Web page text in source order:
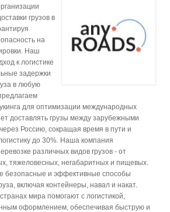
грузов в
на
Наш
к логистике
задержки
в любую
для оптимизации международных
доставлять грузы между зарубежными
Россию, сокращая время в пути и
до 30%. Наша компания
различных видов грузов - от
тяжеловесных, негабаритных и пищевых.
безопасные и эффективные способы
включая контейнеры, навал и накат.
мира помогают с логистикой,
оформлением, обеспечивая быструю и